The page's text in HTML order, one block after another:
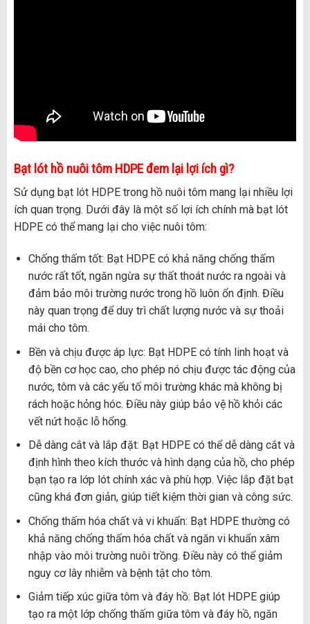
Bạt lót hồ nuôi tôm HDPE đem lại lợi ích gì?
Sử dụng bạt lót HDPE trong hồ nuôi tôm mang lại nhiều lợi
ích quan trọng. Dưới đây là một số lợi ích chính mà bạt lót
HDPE có thể mang lại cho việc nuôi tôm:
Chống thấm tốt: Bạt HDPE có khả năng chống thấm
nước rất tốt, ngăn ngừa sự thất thoát nước ra ngoài và
đảm bảo môi trường nước trong hồ luôn ổn định. Điều
này quan trọng để duy trì chất lượng nước và sự thoải
mái cho tôm.
Bền và chịu được áp lực: Bạt HDPE có tính linh hoạt và
độ bền cơ học cao, cho phép nó chịu được tác động của
nước, tôm và các yếu tố môi trường khác mà không bị
rách hoặc hỏng hóc. Điều này giúp bảo vệ hồ khỏi các
vết nứt hoặc lỗ hổng.
Dễ dàng cắt và lắp đặt: Bạt HDPE có thể dễ dàng cắt và
định hình theo kích thước và hình dạng của hồ, cho phép
bạn tạo ra lớp lót chính xác và phù hợp. Việc lắp đặt bạt
cũng khá đơn giản, giúp tiết kiệm thời gian và công sức.
Chống thấm hóa chất và vi khuẩn: Bạt HDPE thường có
khả năng chống thấm hóa chất và ngăn vi khuẩn xâm
nhập vào môi trường nuôi trồng. Điều này có thể giảm
nguy cơ lây nhiễm và bệnh tật cho tôm.
Giảm tiếp xúc giữa tôm và đáy hồ: Bạt lót HDPE giúp
tạo ra một lớp chống thấm giữa tôm và đáy hồ, ngăn